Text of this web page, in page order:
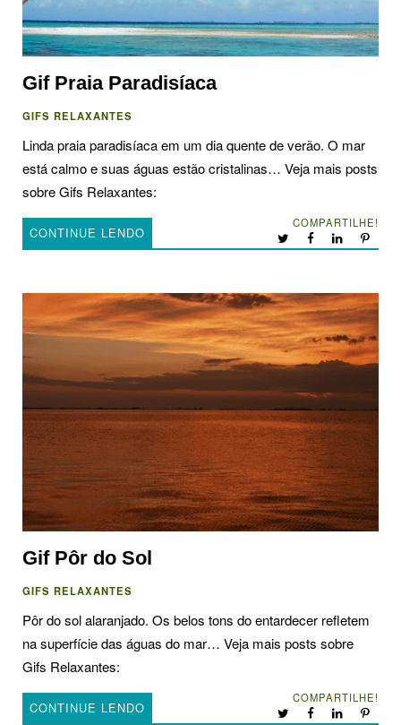
Gif Praia Paradisíaca
GIFS RELAXANTES
Linda praia paradisíaca em um dia quente de verão. O mar
está calmo e suas águas estão cristalinas… Veja mais posts
sobre Gifs Relaxantes:
CONTINUE LENDO
COMPARTILHE!
Gif Pôr do Sol
GIFS RELAXANTES
Pôr do sol alaranjado. Os belos tons do entardecer refletem
na superfície das águas do mar… Veja mais posts sobre
Gifs Relaxantes:
CONTINUE LENDO
COMPARTILHE!